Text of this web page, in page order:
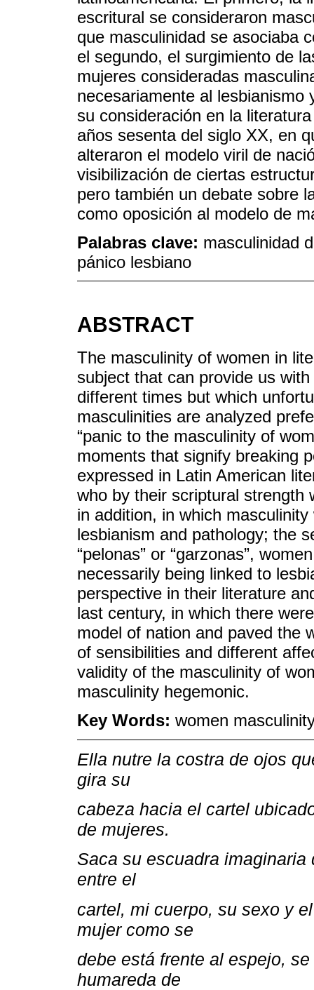
escritural se consideraron
que masculinidad se asociaba
el segundo, el surgimiento de
mujeres consideradas
necesariamente al lesbianismo
su consideración en la
años sesenta del siglo XX, en
alteraron el modelo viril de
visibilización de ciertas
pero también un debate sobre
como oposición al modelo de
Palabras clave: masculinidad
pánico lesbiano
ABSTRACT
The masculinity of women in
subject that can provide us
different times but which
masculinities are analyzed
“panic to the masculinity of
moments that signify breaking
expressed in Latin American
who by their scriptural strength
in addition, in which
lesbianism and pathology; the
“pelonas” or “garzonas”,
necessarily being linked to
perspective in their literature
last century, in which there
model of nation and paved the
of sensibilities and different
validity of the masculinity of
masculinity hegemonic.
Key Words: women
Ella nutre la costra de ojos
gira su
cabeza hacia el cartel
de mujeres.
Saca su escuadra
entre el
cartel, mi cuerpo, su sexo y
mujer como se
debe está frente al espejo,
humareda de